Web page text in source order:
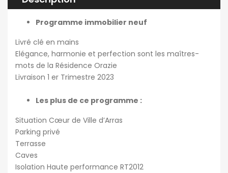
Programme immobilier neuf
Livré clé en mains
Elégance, harmonie et perfection sont les maîtres-
mots de la Résidence Orazie
Livraison 1 er Trimestre 2023
Les plus de ce programme :
Situation Cœur de Ville d’Arras
Parking privé
Terrasse
Caves
Isolation Haute performance RT2012